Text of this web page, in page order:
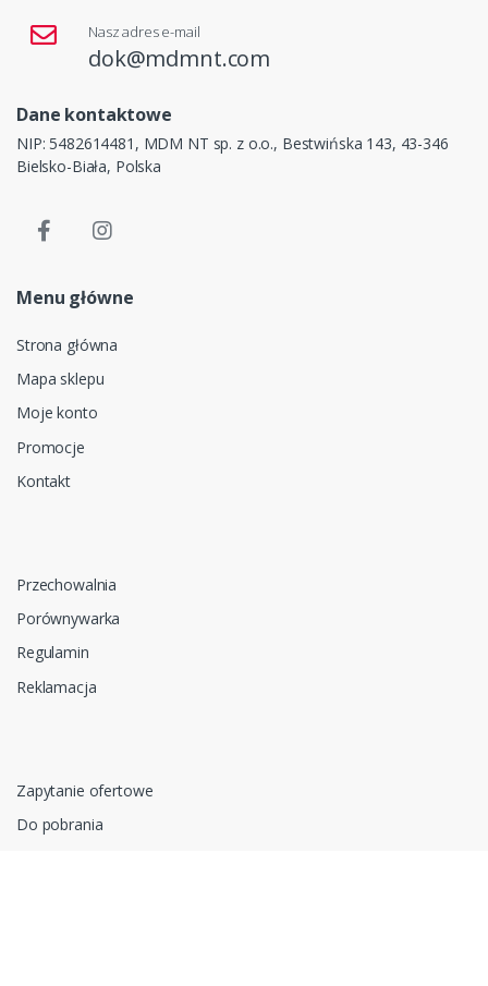
Nasz adres e-mail
dok@mdmnt.com
Dane kontaktowe
NIP: 5482614481, MDM NT sp. z o.o., Bestwińska 143, 43-346
Bielsko-Biała, Polska
Menu główne
Strona główna
Mapa sklepu
Moje konto
Promocje
Kontakt
Przechowalnia
Porównywarka
Regulamin
Reklamacja
Zapytanie ofertowe
Do pobrania